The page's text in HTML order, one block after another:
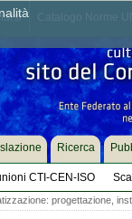
CTI-CEN-ISO
Ricerca
progettazione,